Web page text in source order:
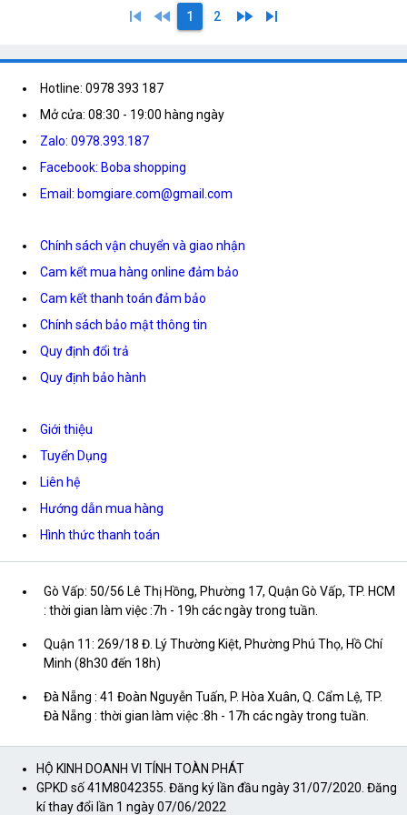
skip_previous fast_rewind 1 2 fast_forward skip_next
Hotline: 0978 393 187
Mở cửa: 08:30 - 19:00 hàng ngày
Zalo: 0978.393.187
Facebook: Boba shopping
Email: bomgiare.com@gmail.com
Chính sách vận chuyển và giao nhận
Cam kết mua hàng online đảm bảo
Cam kết thanh toán đảm bảo
Chính sách bảo mật thông tin
Quy định đổi trả
Quy định bảo hành
Giới thiệu
Tuyển Dụng
Liên hệ
Hướng dẫn mua hàng
Hình thức thanh toán
Gò Vấp: 50/56 Lê Thị Hồng, Phường 17, Quận Gò Vấp, TP. HCM
: thời gian làm việc :7h - 19h các ngày trong tuần.
Quận 11: 269/18 Đ. Lý Thường Kiệt, Phường Phú Thọ, Hồ Chí
Minh (8h30 đến 18h)
Đà Nẵng : 41 Đoàn Nguyễn Tuấn, P. Hòa Xuân, Q. Cẩm Lệ, TP.
Đà Nẵng : thời gian làm việc :8h - 17h các ngày trong tuần.
HỘ KINH DOANH VI TÍNH TOÀN PHÁT
GPKD số 41M8042355. Đăng ký lần đầu ngày 31/07/2020. Đăng
kí thay đổi lần 1 ngày 07/06/2022